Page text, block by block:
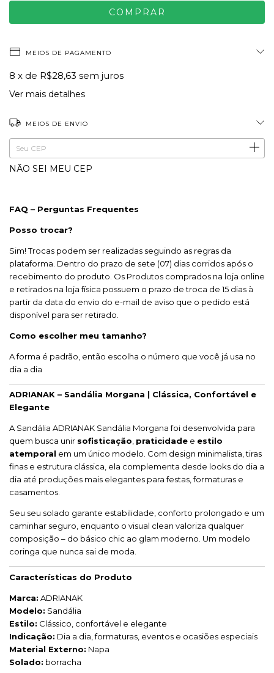
MEIOS DE PAGAMENTO
8 x de R$28,63 sem juros
Ver mais detalhes
MEIOS DE ENVIO
Entregas para o CEP: ALTERAR CEP
NÃO SEI MEU CEP
FAQ – Perguntas Frequentes
Posso trocar?
Sim! Trocas podem ser realizadas seguindo as regras da
plataforma. Dentro do prazo de sete (07) dias corridos após o
recebimento do produto. Os Produtos comprados na loja online
e retirados na loja física possuem o prazo de troca de 15 dias à
partir da data do envio do e-mail de aviso que o pedido está
disponível para ser retirado.
Como escolher meu tamanho?
A forma é padrão, então escolha o número que você já usa no
dia a dia
ADRIANAK – Sandália Morgana | Clássica, Confortável e
Elegante
A Sandália ADRIANAK Sandália Morgana foi desenvolvida para
quem busca unir sofisticação, praticidade e estilo
atemporal em um único modelo. Com design minimalista, tiras
finas e estrutura clássica, ela complementa desde looks do dia a
dia até produções mais elegantes para festas, formaturas e
casamentos.
Seu seu solado garante estabilidade, conforto prolongado e um
caminhar seguro, enquanto o visual clean valoriza qualquer
composição – do básico chic ao glam moderno. Um modelo
coringa que nunca sai de moda.
Características do Produto
Marca: ADRIANAK
Modelo: Sandália
Estilo: Clássico, confortável e elegante
Indicação: Dia a dia, formaturas, eventos e ocasiões especiais
Material Externo: Napa
Solado: borracha